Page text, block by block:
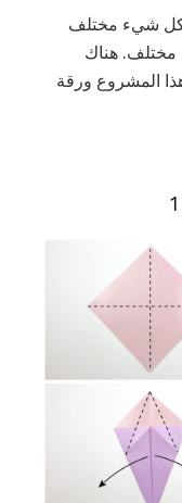
كل شيء مختلف
مختلف. هناك
المشروع ورقة